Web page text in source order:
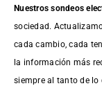
Nuestros sondeos
sociedad.
cada cambio, cada
la información más
siempre al tanto de lo